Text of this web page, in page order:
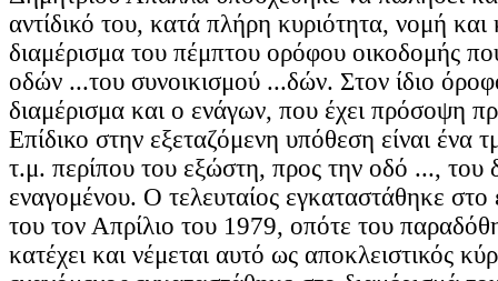
αντίδικό του, κατά πλήρη κυριότητα, νομή
διαμέρισμα του πέμπτου ορόφου οικοδομής
οδών ...του συνοικισμού ...δών. Στον ίδιο
διαμέρισμα και ο ενάγων, που έχει πρόσοψη
Επίδικο στην εξεταζόμενη υπόθεση είναι ένα
τ.μ. περίπου του εξώστη, προς την οδό ..., του
εναγομένου. Ο τελευταίος εγκαταστάθηκε στο
του τον Απρίλιο του 1979, οπότε του
κατέχει και νέμεται αυτό ως αποκλειστικός